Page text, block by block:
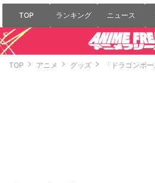
TOP ランキング ニュース
TOP アニメ グッズ 「ドラゴンボ